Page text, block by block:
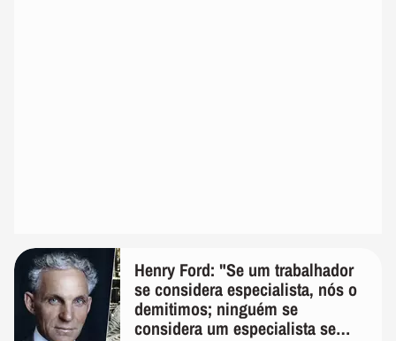
Henry Ford: "Se um trabalhador
se considera especialista, nós o
demitimos; ninguém se
considera um especialista se